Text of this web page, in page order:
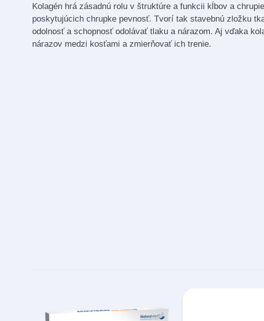
Kolagén hrá zásadnú rolu v štruktúre a funkcii kĺbov a
poskytujúcich chrupke pevnosť. Tvorí tak stavebnú zložku
odolnosť a schopnosť odolávať tlaku a nárazom. Aj vďaka
nárazov medzi kosťami a zmierňovať ich trenie.